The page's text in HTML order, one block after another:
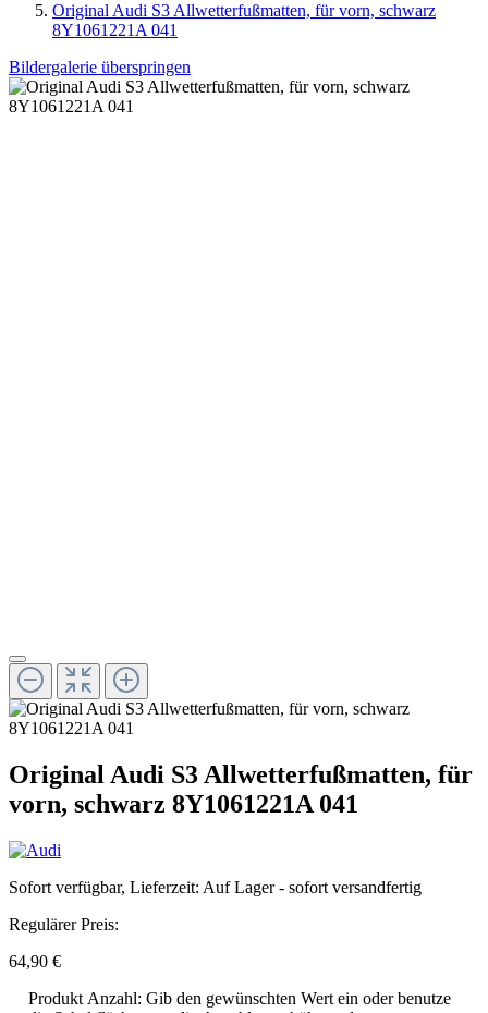
Original Audi S3 Allwetterfußmatten, für vorn, schwarz
8Y1061221A 041
Bildergalerie überspringen
Original Audi S3 Allwetterfußmatten, für
vorn, schwarz 8Y1061221A 041
Sofort verfügbar, Lieferzeit: Auf Lager - sofort versandfertig
Regulärer Preis:
64,90 €
Produkt Anzahl: Gib den gewünschten Wert ein oder benutze